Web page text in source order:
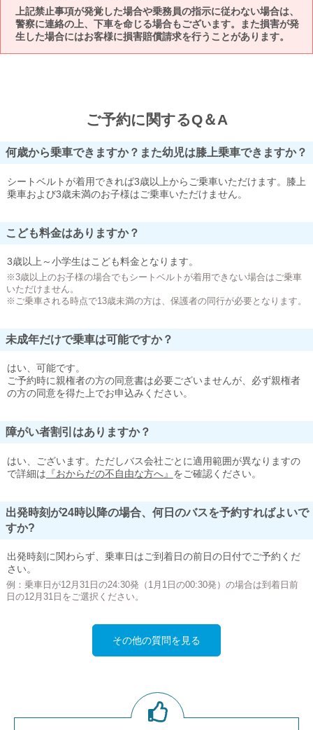
上記禁止事項が発覚した場合や乗務員の指示に従わない場合は、
警察に連絡の上、下車を命じる場合もございます。また損害が発
生した場合にはお客様に損害賠償請求を行うことがあります。
ご予約に関するQ＆A
何歳から乗車できますか？また幼児は膝上乗車できますか？
シートベルトが着用できれば3歳以上からご乗車いただけます。膝上
乗車および3歳未満のお子様はご乗車いただけません。
こども料金はありますか？
3歳以上～小学生はこども料金となります。
※3歳以上のお子様の場合でもシートベルトが着用できない場合はご乗車
いただけません。
※ご乗車される時点で13歳未満の方は、保護者の同行が必要となります。
未成年だけで乗車は可能ですか？
はい、可能です。
ご予約時に親権者の方の同意書は必要ございませんが、必ず親権者
の方の同意を得た上でお申込みください。
障がい者割引はありますか？
はい、ございます。ただしバス会社ごとに適用範囲が異なりますの
で詳細は 『おからだの不自由な方へ』 をご確認ください。
出発時刻が24時以降の場合、何日のバスを予約すればよいで
すか?
出発時刻に関わらず、乗車日はご到着日の前日の日付でご予約くだ
さい。
例：乗車日が12月31日の24:30発（1月1日の00:30発）の場合は到着日前
日の12月31日をご選択ください。
その他の質問を見る